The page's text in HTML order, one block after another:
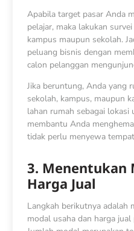
Apabila target pasar Anda
pelajar, maka lakukan
kampus maupun sekolah.
peluang bisnis dengan
calon pelanggan
Jika beruntung, Anda yang
sekolah, kampus, maupun
lahan rumah sebagai lokasi
membantu Anda
tidak perlu menyewa
3. Menentukan
Harga Jual
Langkah berikutnya adalah
modal usaha dan harga